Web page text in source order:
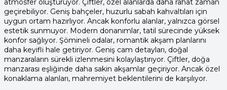
atmosfer oluşturuyor. Çiftler, özel alanlarda daha rahat zaman
geçirebiliyor. Geniş bahçeler, huzurlu sabah kahvaltıları için
uygun ortam hazırlıyor. Ancak konforlu alanlar, yalnızca görsel
estetik sunmuyor. Modern donanımlar, tatil sürecinde yüksek
konfor sağlıyor. Şömineli odalar, romantik akşam planlarını
daha keyifli hale getiriyor. Geniş cam detayları, doğal
manzaraların sürekli izlenmesini kolaylaştırıyor. Çiftler, doğa
manzarası eşliğinde daha sakin akşamlar geçiriyor. Ancak özel
konaklama alanları, mahremiyet beklentilerini de karşılıyor.